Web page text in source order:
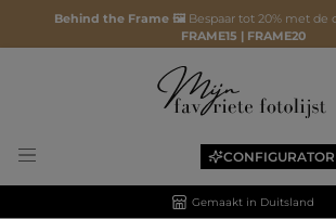
Behind the Frame 🖼️ Bespaar tot 20% met de
FRAME15 | FRAME20
CONFIGURATOR
Gemaakt in Duitsland